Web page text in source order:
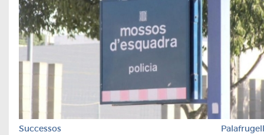
Successos Palafrugell